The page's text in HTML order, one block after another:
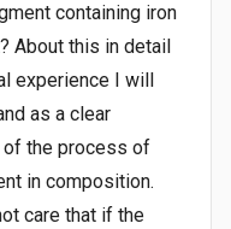
containing iron
About this in detail
experience I will
as a clear
the process of
in composition.
care that if the